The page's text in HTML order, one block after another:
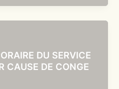
DU SERVICE
CAUSE DE CONGE